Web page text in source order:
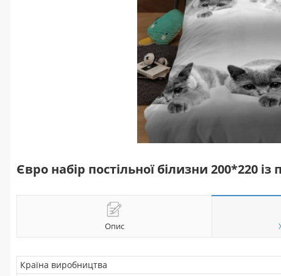
Євро набір постільної білизни 200*220
Опис
Країна виробництва